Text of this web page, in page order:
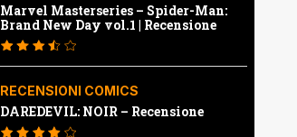
Marvel Masterseries – Spider-Man:
Brand New Day vol.1 | Recensione
RECENSIONI COMICS
DAREDEVIL: NOIR – Recensione